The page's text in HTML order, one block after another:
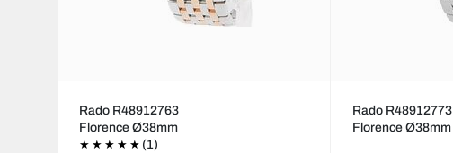
Rado R48912763
Florence Ø38mm
(1)
Rado R48912773
Florence Ø38mm